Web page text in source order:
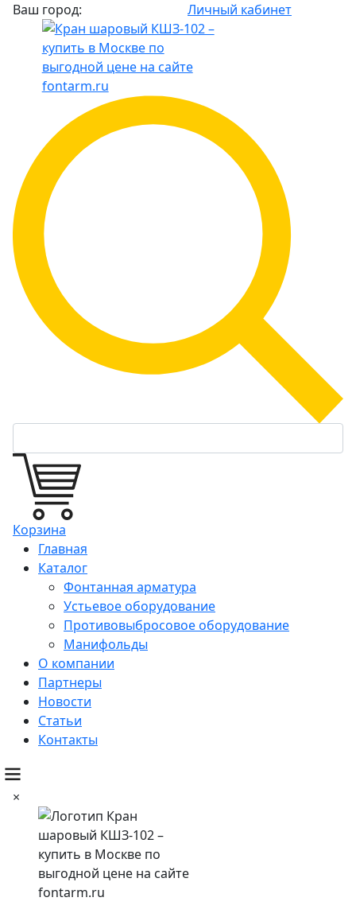
Ваш город: Личный кабинет
Корзина
Главная
Каталог
Фонтанная арматура
Устьевое оборудование
Противовыбросовое оборудование
Манифольды
О компании
Партнеры
Новости
Статьи
Контакты
×